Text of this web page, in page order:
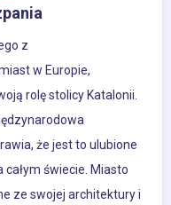
z
w Europie,
rolę stolicy Katalonii.
że jest to ulubione
świecie. Miasto
ze swojej architektury i